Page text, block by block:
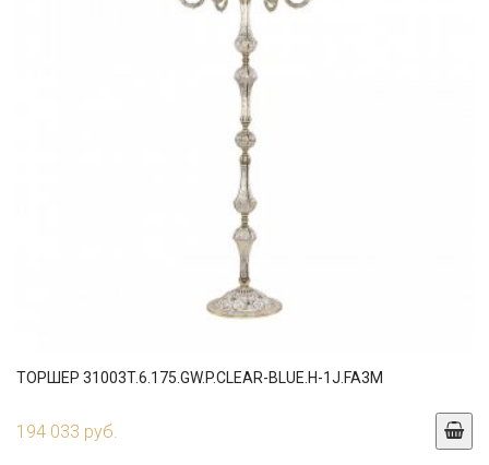
ТОРШЕР 31003T.6.175.GW.P.CLEAR-BLUE.H-1J.FA3M
194 033 руб.